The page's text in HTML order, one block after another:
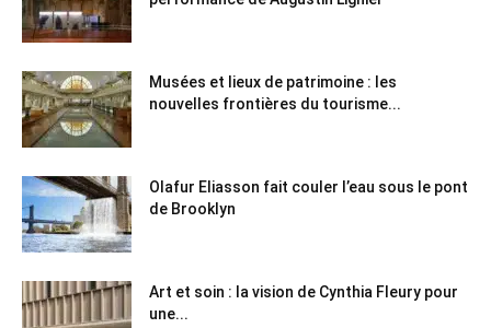
Musées et lieux de patrimoine : les
nouvelles frontières du tourisme...
Olafur Eliasson fait couler l’eau sous le pont
de Brooklyn
Art et soin : la vision de Cynthia Fleury pour
une...